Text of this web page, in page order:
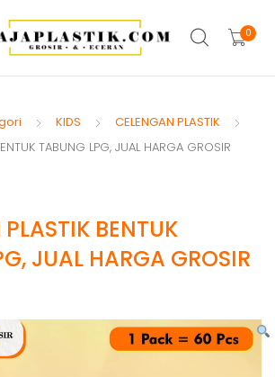
0
KIDS
CELENGAN PLASTIK
TABUNG LPG, JUAL HARGA GROSIR
BENTUK
JUAL HARGA GROSIR